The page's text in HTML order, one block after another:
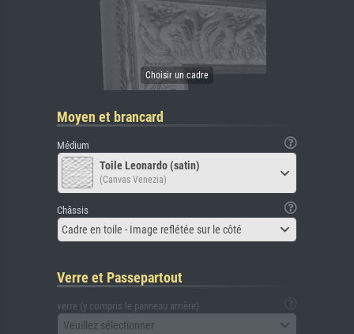
Moyen et brancard
Médium
Toile Leonardo (satin)
(Canvas Venezia)
Châssis
Cadre en toile - Image reflétée sur le côté
Verre et Passepartout
verre (y compris le panneau arrière)
Veuillez sélectionner